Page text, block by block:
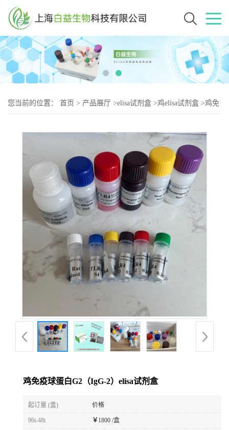
您当前的位置： 首页 > 产品展厅 >elisa试剂盒 >鸡elisa试剂盒 >鸡免
鸡免疫球蛋白G2（IgG-2）elisa试剂盒
起订量 (盒) 价格
96t-48t ￥ 1800 /盒